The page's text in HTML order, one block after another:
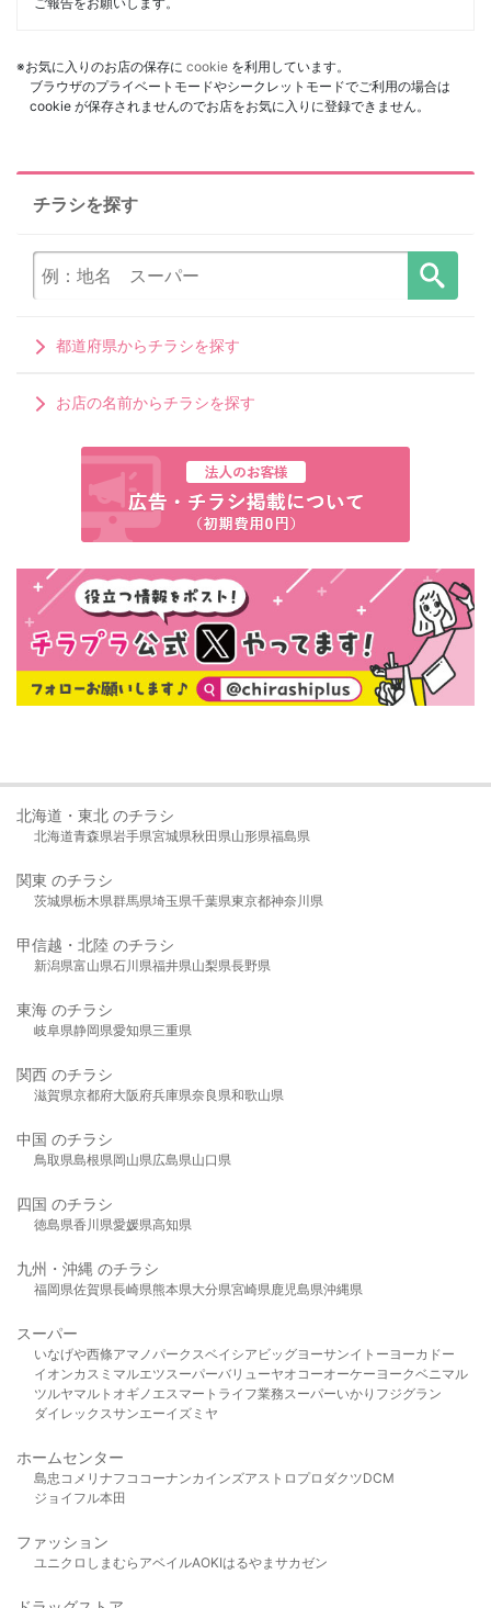
※お気に入りのお店の保存に cookie を利用しています。
ブラウザのプライベートモードやシークレットモードでご利用の場合は
cookie が保存されませんのでお店をお気に入りに登録できません。
チラシを探す
都道府県からチラシを探す
お店の名前からチラシを探す
北海道・東北 のチラシ
北海道青森県岩手県宮城県秋田県山形県福島県
関東 のチラシ
茨城県栃木県群馬県埼玉県千葉県東京都神奈川県
甲信越・北陸 のチラシ
新潟県富山県石川県福井県山梨県長野県
東海 のチラシ
岐阜県静岡県愛知県三重県
関西 のチラシ
滋賀県京都府大阪府兵庫県奈良県和歌山県
中国 のチラシ
鳥取県島根県岡山県広島県山口県
四国 のチラシ
徳島県香川県愛媛県高知県
九州・沖縄 のチラシ
福岡県佐賀県長崎県熊本県大分県宮崎県鹿児島県沖縄県
スーパー
いなげや西條アマノパークスベイシア ビッグヨーサンイトーヨーカドー
イオンカスミ マルエツスーパーバリューヤオコーオーケー ヨークベニマル
ツルヤマルト オギノ エスマート ライフ業務スーパーいかり フジグラン
ダイレックスサンエーイズミヤ
ホームセンター
島忠 コメリ ナフコ コーナンカインズアストロプロダクツDCM
ジョイフル本田
ファッション
ユニクロ しまむら アベイルAOKIはるやま サカゼン